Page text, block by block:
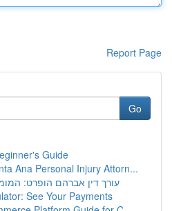
Report Page
Go
Guide
Ana Personal Injury Attorn...
עורך דין אברהם הופרט:
See Your Payments